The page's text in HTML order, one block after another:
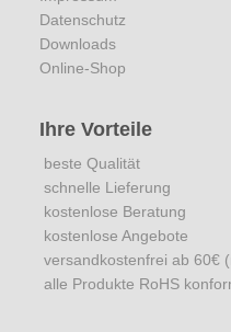
Datenschutz
Downloads
Online-Shop
Ihre Vorteile
beste Qualität
schnelle Lieferung
kostenlose Beratung
kostenlose Angebote
versandkostenfrei ab 60€
alle Produkte RoHS